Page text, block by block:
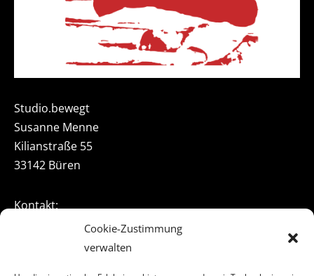
Cookie-Zustimmung
verwalten
Studio.bewegt
Susanne Menne
Kilianstraße 55
33142 Büren
Kontakt:
Telefon: +49 2951 939851
Telefax: +49 2951 9324230